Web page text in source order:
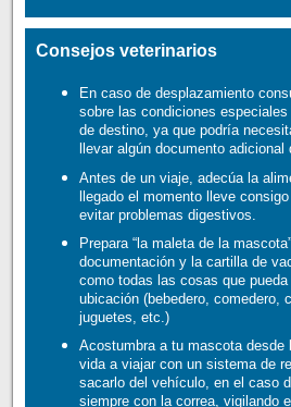
Consejos veterinarios
En caso de desplazamiento
sobre las condiciones
de destino, ya que podría
llevar algún documento adicional
Antes de un viaje, adecúa la
llegado el momento lleve
evitar problemas digestivos.
Prepara “la maleta de la
documentación y la cartilla de
como todas las cosas que
ubicación (bebedero, comedero,
juguetes, etc.)
Acostumbra a tu mascota desde
vida a viajar con un sistema de
sacarlo del vehículo, en el caso
siempre con la correa, vigilando